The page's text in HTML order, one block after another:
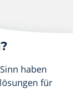
haben
für